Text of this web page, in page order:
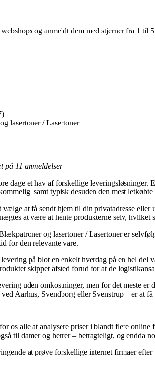
og anmeldt dem med stjerner fra 1
lasertoner / Lasertoner
på 11 anmeldelser
dage et hav af forskellige
samt typisk desuden den mest
vælge at få sendt hjem til din privatadresse
at være at hente produkterne selv,
og lasertoner / Lasertoner er
for den relevante vare.
på blot en enkelt hverdag på en hel
skippet afsted forud for at de
uden omkostninger, men for det meste
Aarhus, Svendborg eller Svenstrup – er at
os alle at analysere priser i blandt flere online
til damer og herrer – betragteligt, og endda
at prøve forskellige internet firmaer